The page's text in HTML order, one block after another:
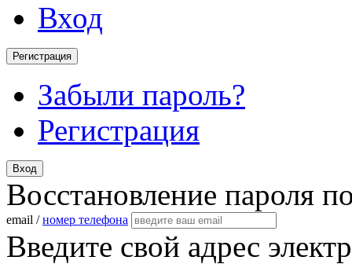
Вход
Регистрация
Забыли пароль?
Регистрация
Вход
Восстановление пароля
email /номер телефона
Введите свой адрес